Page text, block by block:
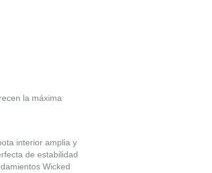
la máxima
interior amplia y
de estabilidad
Wicked